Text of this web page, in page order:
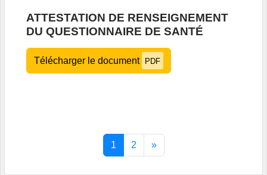
ATTESTATION DE RENSEIGNEMENT
DU QUESTIONNAIRE DE SANTÉ
Télécharger le document PDF
1 2 »